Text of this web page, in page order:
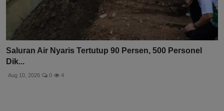
Saluran Air Nyaris Tertutup 90 Persen, 500 Personel
Dik...
Aug 10, 2026 0 4